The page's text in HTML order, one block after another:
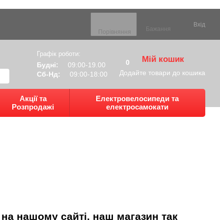
Порівняння
Бажання
Вхід
Графік роботи:
Будні:
09:00-19.00
Сб-Нд:
09:00-18:00
0 Мій кошик
Додайте товари до кошика
Акції та
Розпродажі
Електровелосипеди та
електросамокати
нашому сайті, наш магазин так